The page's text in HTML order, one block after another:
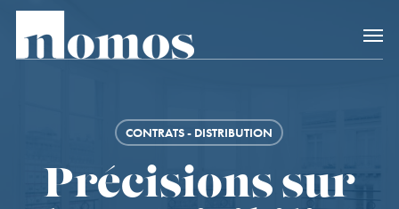
Skip
main
Accès rapide
CONTRATS - DISTRIBUTION
Précisions sur